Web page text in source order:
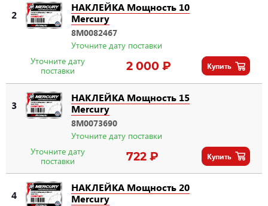
2
НАКЛЕЙКА Мощность 10
Mercury
8M0082467
Уточните дату поставки
Уточните дату
поставки
2 000 ₽ Купить
3
НАКЛЕЙКА Мощность 15
Mercury
8M0073690
Уточните дату поставки
Уточните дату
поставки
722 ₽ Купить
4
НАКЛЕЙКА Мощность 20
Mercury